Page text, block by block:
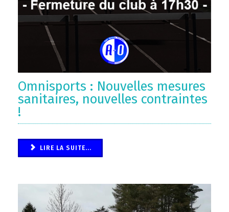
Omnisports : Nouvelles mesures
sanitaires, nouvelles contraintes
!
LIRE LA SUITE...